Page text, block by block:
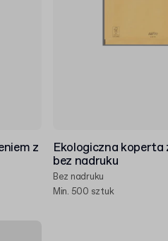
z
Ekologiczna koperta
bez nadruku
Bez nadruku
Min. 500 sztuk